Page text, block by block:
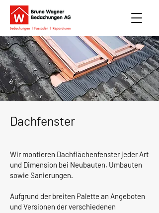
Dachfenster
Wir montieren Dachflächenfenster jeder Art
und Dimension bei Neubauten, Umbauten
sowie Sanierungen.
Aufgrund der breiten Palette an Angeboten
und Versionen der verschiedenen